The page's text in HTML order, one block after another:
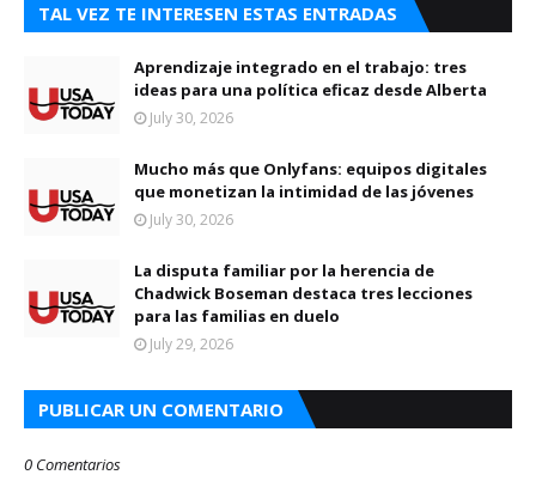
TAL VEZ TE INTERESEN ESTAS ENTRADAS
Aprendizaje integrado en el trabajo: tres
ideas para una política eficaz desde Alberta
July 30, 2026
Mucho más que Onlyfans: equipos digitales
que monetizan la intimidad de las jóvenes
July 30, 2026
La disputa familiar por la herencia de
Chadwick Boseman destaca tres lecciones
para las familias en duelo
July 29, 2026
PUBLICAR UN COMENTARIO
0 Comentarios